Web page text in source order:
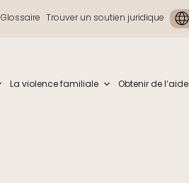
Glossaire Trouver un soutien juridique
La violence familiale Obtenir de l’aide